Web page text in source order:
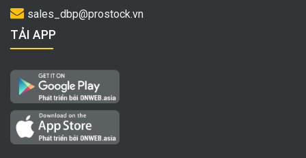
sales_dbp@prostock.vn
TẢI APP